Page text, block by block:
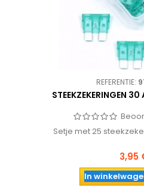
REFERENTIE:
STEEKZEKERINGEN
Setje met 25
3,95
In